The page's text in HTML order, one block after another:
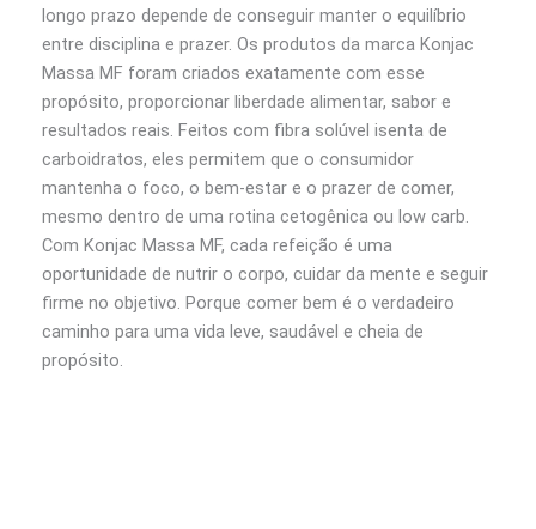
longo prazo depende de conseguir manter o equilíbrio
entre disciplina e prazer. Os produtos da marca Konjac
Massa MF foram criados exatamente com esse
propósito, proporcionar liberdade alimentar, sabor e
resultados reais. Feitos com fibra solúvel isenta de
carboidratos, eles permitem que o consumidor
mantenha o foco, o bem-estar e o prazer de comer,
mesmo dentro de uma rotina cetogênica ou low carb.
Com Konjac Massa MF, cada refeição é uma
oportunidade de nutrir o corpo, cuidar da mente e seguir
firme no objetivo. Porque comer bem é o verdadeiro
caminho para uma vida leve, saudável e cheia de
propósito.